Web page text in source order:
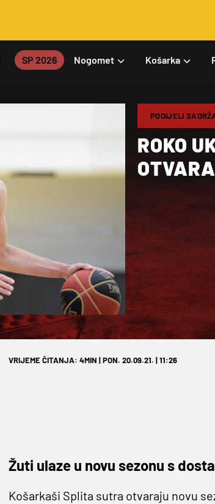
SP 2026 Nogomet Košarka
PODIJELI
ROKO
VRIJEME ČITANJA: 4MIN | PON. 20.09.21. | 11:26
Žuti ulaze u novu sezonu s
Košarkaši Splita sutra otvaraju novu